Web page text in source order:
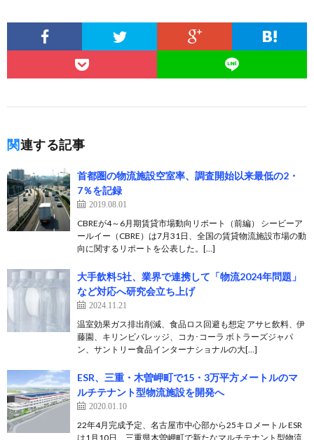
関連する記事
首都圏の物流施設空室率、調査開始以来最低の2・
7％を記録
2019.08.01
CBREが4～6月期賃貸市場動向リポート（前編） シービーア
ールイー（CBRE）は7月31日、全国の賃貸物流施設市場の動
向に関するリポートを公表した。[…]
大手飲料5社、業界で連携して「物流2024年問題」
など対応へ研究会立ち上げ
2024.11.21
温室効果ガス排出削減、食品ロス回避も想定 アサヒ飲料、伊
藤園、キリンビバレッジ、コカ･コーラ ボトラーズジャパ
ン、サントリー食品インターナショナルの大[…]
ESR、三重・木曽岬町で15・3万平方メートルのマ
ルチテナント型物流施設を開発へ
2020.01.10
22年4月完成予定、名古屋市中心部から25キロメートル ESR
は1月10日、三重県木曽岬町で新たなマルチテナント型物流